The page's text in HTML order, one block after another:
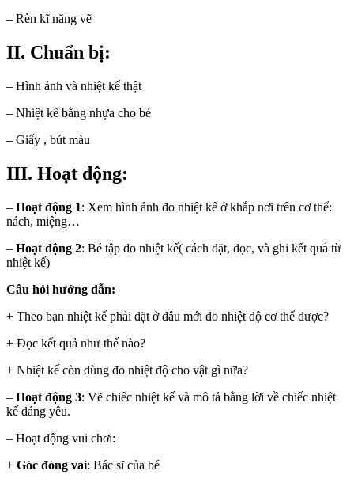
– Rèn kĩ năng vẽ
II. Chuẩn bị:
– Hình ảnh và nhiệt kế thật
– Nhiệt kế bằng nhựa cho bé
– Giấy , bút màu
III. Hoạt động:
– Hoạt động 1: Xem hình ảnh đo nhiệt kế ở khắp nơi trên cơ thể:
nách, miệng…
– Hoạt động 2: Bé tập đo nhiệt kế( cách đặt, đọc, và ghi kết quả từ
nhiệt kế)
Câu hỏi hướng dẫn:
+ Theo bạn nhiệt kế phải đặt ở đâu mới đo nhiệt độ cơ thể được?
+ Đọc kết quả như thế nào?
+ Nhiệt kế còn dùng đo nhiệt độ cho vật gì nữa?
– Hoạt động 3: Vẽ chiếc nhiệt kế và mô tả bằng lời về chiếc nhiệt
kế đáng yêu.
– Hoạt động vui chơi:
+ Góc đóng vai: Bác sĩ của bé